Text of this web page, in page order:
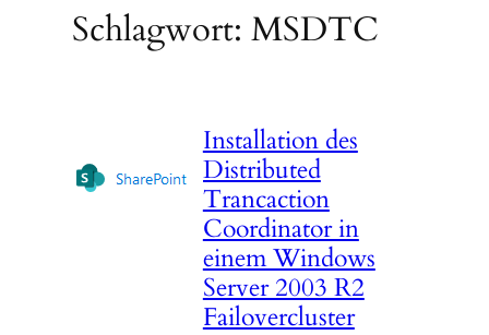
Schlagwort:MSDTC
Installation des
Distributed
Trancaction
Coordinator in
einem Windows
Server 2003 R2
Failovercluster